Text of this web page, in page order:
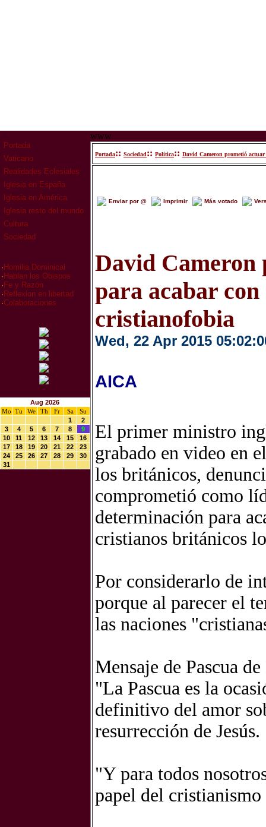
Portada
Vaticano
Realidades Eclesiales
Iglesia en España
Iglesia en América
Iglesia resto del mundo
Cultura
Sociedad
· Homilia Dominical
· Hablan los Obispos
· Fe y Razón
· Reflexion en libertad
·Colaboraciones
Aug 2026
Mo
Tu We Th Fr Sa
Su
1
2
3
4 5 6 7 8
9
10
11 12 13 14 15
16
17
18 19 20 21 22
23
24
25 26 27 28 29
30
31
www
Portada:: Sociedad:: Politica:: David Cameron prometió
Enviar por @ Imprimir Más votado
David Cameron
para acabar
cristianofobia
Wed, 22 Apr 2015
AICA
El primer ministro
grabado en video en
los británicos,
comprometió como
determinación para
cristianos británicos
Por considerarlo de
porque al parecer el
las naciones
Mensaje de Pascua
"La Pascua es la
definitivo del amor
resurrección de Jesús.
"Y para todos
papel del